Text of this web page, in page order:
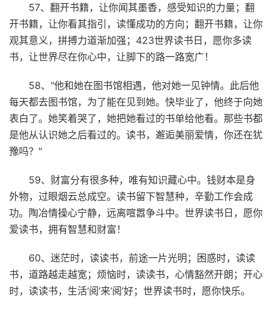
57、翻开书籍，让你闻其墨香，感受知识的力量；翻
开书籍，让你看其指引，读懂成功的方向；翻开书籍，让你
观其意义，拼搏力道渐加强；423世界读书日，愿你多读
书，让世界尽在你心中，让脚下的路一路宽广！
58、"他和她在图书馆相遇，他对她一见钟情。此后他
每天都去图书馆，为了能在见到她。快毕业了，他终于向她
表白了。她笑着哭了，她把她看过的书单给他看。那些书都
是他从认识她之后看过的。读书，邂逅美丽爱情，你还在犹
豫吗？"
59、财富分有很多种，唯有知识藏心中。钱财本是身
外物，过眼烟云总成空。读书留下智慧种，辛勤工作会成
功。陶冶情操心宁静，远离喧嚣争斗中。世界读书日，愿你
爱读书，拥有智慧和财富！
60、迷茫时，读读书，前途一片光明；困惑时，读读
书，道路越走越宽；烦恼时，读读书，心情豁然开朗；开心
时，读读书，生活‘阅’来‘阅’好；世界读书时，愿你快乐。